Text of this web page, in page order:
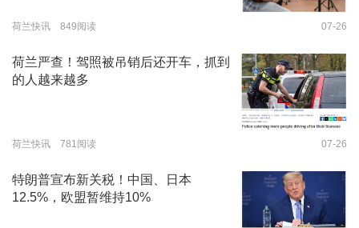
荷兰快讯 849阅读 07-26
荷兰严查！驾照被吊销后还开车，抓到
的人越来越多
荷兰快讯 781阅读 07-26
特朗普宣布新关税！中国、日本
12.5%，欧盟暂维持10%